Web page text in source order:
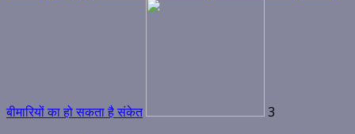
बीमारियों का हो सकता है संकेत 3